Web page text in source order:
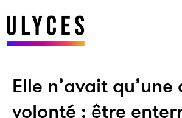
Elle n’avait
volonté : être